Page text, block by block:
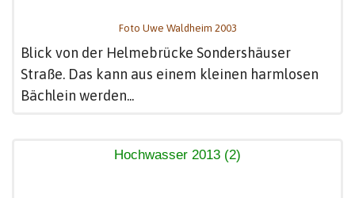
Foto Uwe Waldheim 2003
Blick von der Helmebrücke Sondershäuser
Straße. Das kann aus einem kleinen harmlosen
Bächlein werden...
Hochwasser 2013 (2)